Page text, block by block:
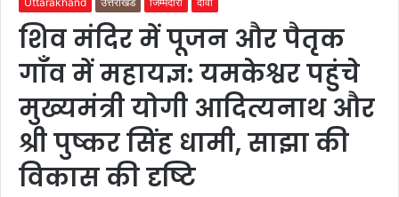
शिव मंदिर में पूजन और पैतृक
गाँव में महायज्ञ: यमकेश्वर पहुंचे
मुख्यमंत्री योगी आदित्यनाथ और
श्री पुष्कर सिंह धामी, साझा की
विकास की दृष्टि